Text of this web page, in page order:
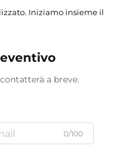
Iniziamo insieme il
a breve.
0/100